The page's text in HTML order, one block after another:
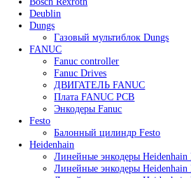
Accessories
Bosch Rexroth
Deublin
Dungs
Газовый мультиблок Dungs
FANUC
Fanuc controller
Fanuc Drives
ДВИГАТЕЛЬ FANUC
Плата FANUC PCB
Энкодеры Fanuc
Festo
Балонный цилиндр Festo